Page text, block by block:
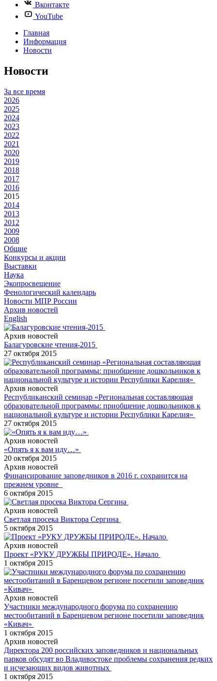
Вконтакте
YouTube
Главная
Информация
Новости
Новости
За все время
2026
2025
2024
2023
2022
2021
2020
2019
2018
2017
2016
2015
2014
2013
2012
2009
2008
Общие
Конкурсы и акции
Выставки
Наука
Экопросвещение
Фенологический календарь
Новости МПР России
Архив новостей
English
Архив новостей
Балагуровские чтения-2015
27 октября 2015
Архив новостей
Республиканский семинар «Региональная составляющая
образовательной программы: приобщение дошкольников к
национальной культуре и истории Республики Карелия»
27 октября 2015
Архив новостей
«Опять я к вам иду…»
20 октября 2015
Архив новостей
Финансирование заповедников в 2016 г. сохранится на
прежнем уровне
6 октября 2015
Архив новостей
Светлая просека Виктора Сергина
5 октября 2015
Архив новостей
Проект «РУКУ ДРУЖБЫ ПРИРОДЕ». Начало
1 октября 2015
Архив новостей
Участники международного форума по сохранению
местообитаний в Баренцевом регионе посетили заповедник
«Кивач»
1 октября 2015
Архив новостей
Директора 200 российских заповедников и национальных
парков обсудят во Владивостоке проблемы сохранения редких
и исчезающих видов животных
1 октября 2015